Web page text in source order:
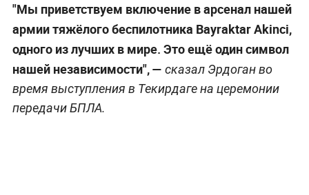
"Мы приветствуем включение в арсенал нашей
армии тяжёлого беспилотника Bayraktar Akinci,
одного из лучших в мире. Это ещё один символ
нашей независимости", — сказал Эрдоган во
время выступления в Текирдаге на церемонии
передачи БПЛА.